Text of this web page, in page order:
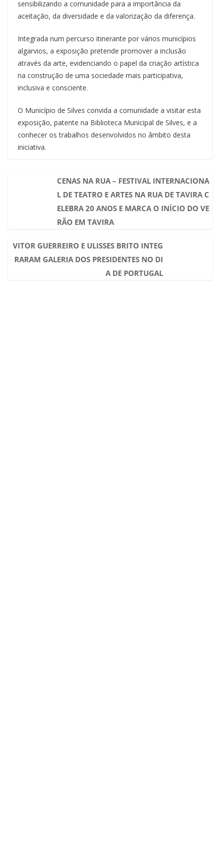
sensibilizando a comunidade para a importância da
aceitação, da diversidade e da valorização da diferença.
Integrada num percurso itinerante por vários municípios
algarvios, a exposição pretende promover a inclusão
através da arte, evidenciando o papel da criação artística
na construção de uma sociedade mais participativa,
inclusiva e consciente.
O Município de Silves convida a comunidade a visitar esta
exposição, patente na Biblioteca Municipal de Silves, e a
conhecer os trabalhos desenvolvidos no âmbito desta
iniciativa.
CENAS NA RUA – FESTIVAL INTERNACIONA
L DE TEATRO E ARTES NA RUA DE TAVIRA C
ELEBRA 20 ANOS E MARCA O INÍCIO DO VE
RÃO EM TAVIRA
VITOR GUERREIRO E ULISSES BRITO INTEG
RARAM GALERIA DOS PRESIDENTES NO DI
A DE PORTUGAL